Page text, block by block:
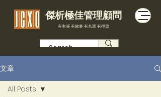
傑析極佳管理顧問
有主張 有故事 有名單 有得賣
文章
All Posts